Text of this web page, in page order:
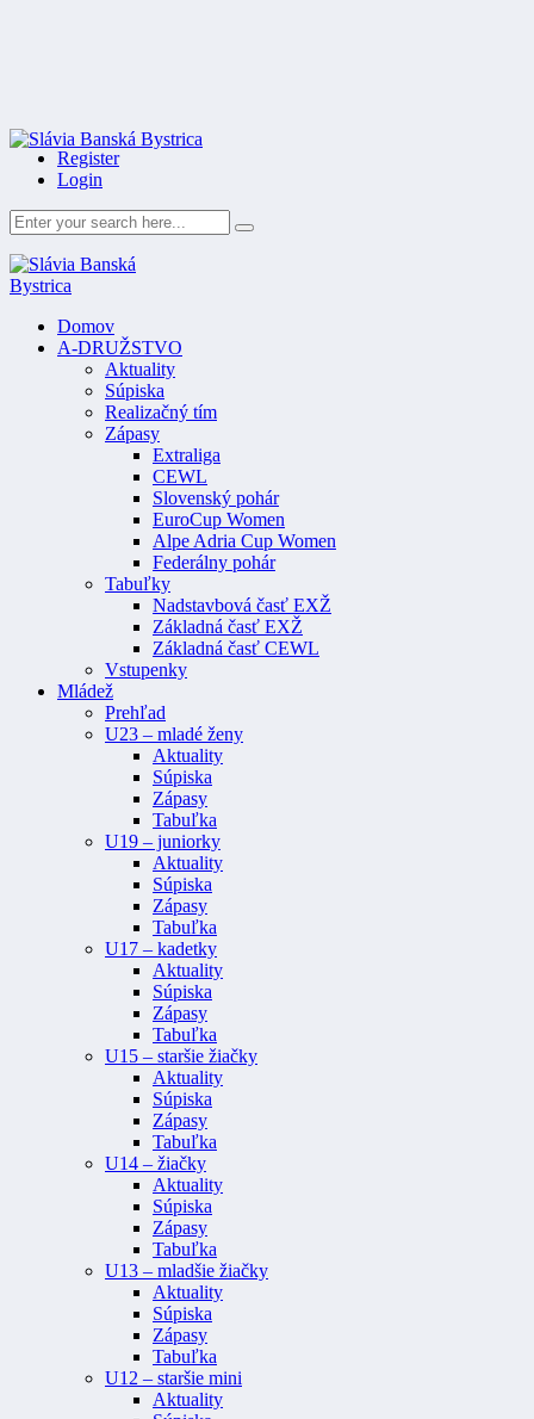
Register
Login
Domov
A-DRUŽSTVO
Aktuality
Súpiska
Realizačný tím
Zápasy
Extraliga
CEWL
Slovenský pohár
EuroCup Women
Alpe Adria Cup Women
Federálny pohár
Tabuľky
Nadstavbová časť EXŽ
Základná časť EXŽ
Základná časť CEWL
Vstupenky
Mládež
Prehľad
U23 – mladé ženy
Aktuality
Súpiska
Zápasy
Tabuľka
U19 – juniorky
Aktuality
Súpiska
Zápasy
Tabuľka
U17 – kadetky
Aktuality
Súpiska
Zápasy
Tabuľka
U15 – staršie žiačky
Aktuality
Súpiska
Zápasy
Tabuľka
U14 – žiačky
Aktuality
Súpiska
Zápasy
Tabuľka
U13 – mladšie žiačky
Aktuality
Súpiska
Zápasy
Tabuľka
U12 – staršie mini
Aktuality